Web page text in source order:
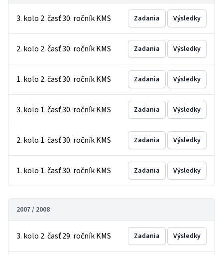
3. kolo 2. časť 30. ročník KMS Zadania Výsledky
2. kolo 2. časť 30. ročník KMS Zadania Výsledky
1. kolo 2. časť 30. ročník KMS Zadania Výsledky
3. kolo 1. časť 30. ročník KMS Zadania Výsledky
2. kolo 1. časť 30. ročník KMS Zadania Výsledky
1. kolo 1. časť 30. ročník KMS Zadania Výsledky
2007 / 2008
3. kolo 2. časť 29. ročník KMS Zadania Výsledky